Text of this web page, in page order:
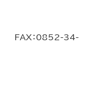
：0852-34-